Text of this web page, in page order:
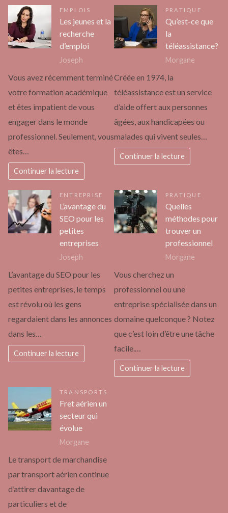
EMPLOIS
Les jeunes et la
recherche
d’emploi
Joseph
Vous avez récemment terminé
votre formation académique
et êtes impatient de vous
engager dans le monde
professionnel. Seulement, vous
êtes…
Continuer la lecture
PRATIQUE
Qu’est-ce que
la
téléassistance?
Morgane
Créée en 1974, la
téléassistance est un service
d’aide offert aux personnes
âgées, aux handicapées ou
malades qui vivent seules…
Continuer la lecture
ENTREPRISE
L’avantage du
SEO pour les
petites
entreprises
Joseph
L’avantage du SEO pour les
petites entreprises, le temps
est révolu où les gens
regardaient dans les annonces
dans les…
Continuer la lecture
PRATIQUE
Quelles
méthodes pour
trouver un
professionnel
Morgane
Vous cherchez un
professionnel ou une
entreprise spécialisée dans un
domaine quelconque ? Notez
que c’est loin d’être une tâche
facile.…
Continuer la lecture
TRANSPORTS
Fret aérien un
secteur qui
évolue
Morgane
Le transport de marchandise
par transport aérien continue
d’attirer davantage de
particuliers et de